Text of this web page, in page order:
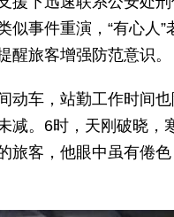
似事件重演，“有心人
醒旅客增强防范意识。
动车，站勤工作时间
减。6时，天刚破晓
旅客，他眼中虽有倦